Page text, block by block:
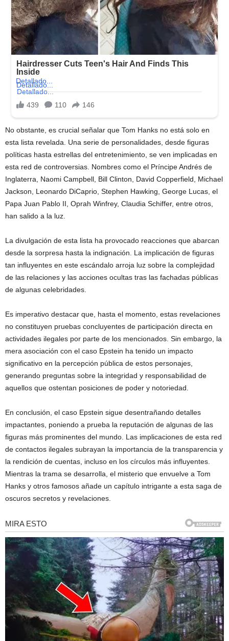
No obstante, es crucial señalar que Tom Hanks no está solo en
esta lista revelada. Una serie de personalidades, desde figuras
políticas hasta estrellas del entretenimiento, se ven implicadas en
esta red de controversias. Nombres como el Príncipe Andrés de
Inglaterra, Naomi Campbell, Bill Clinton, David Copperfield, Michael
Jackson, Leonardo DiCaprio, Stephen Hawking, George Lucas, el
Papa Juan Pablo II, Oprah Winfrey, Claudia Schiffer, entre otros,
han salido a la luz.
La divulgación de esta lista ha provocado reacciones que abarcan
desde la sorpresa hasta la indignación. La implicación de figuras
tan influyentes en este escándalo arroja luz sobre la complejidad
de las relaciones y las acciones ocultas tras las fachadas públicas
de algunas celebridades.
Es imperativo destacar que, hasta el momento, estas revelaciones
no constituyen pruebas concluyentes de participación directa en
actividades ilegales por parte de los mencionados. Sin embargo, la
mera asociación con el caso Epstein ha tenido un impacto
significativo en la percepción pública de estos personajes,
generando preguntas sobre la integridad y responsabilidad de
aquellos que ostentan posiciones de poder y notoriedad.
En conclusión, el caso Epstein sigue desentrañando detalles
impactantes, poniendo a prueba la reputación de algunas de las
figuras más prominentes del mundo. Las implicaciones de esta red
de contactos ilegales subrayan la importancia de la transparencia y
la rendición de cuentas, incluso en los círculos más influyentes.
Mientras la trama se desarrolla, el misterio que envuelve a Tom
Hanks y otros famosos añade un capítulo intrigante a esta saga de
oscuros secretos y revelaciones.